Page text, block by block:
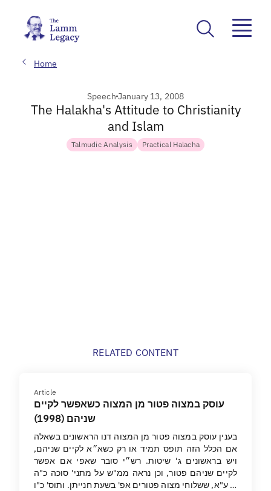
Home
Speech January 13, 2008
The Halakha's Attitude to Christianity
and Islam
Talmudic Analysis Practical Halacha
RELATED CONTENT
Article
עוסק במצוה פטור מן המצוה כשאפשר לקיים
שניהם (1998)
בענין עוסק במצוה פטור מן המצוה דנו הראשונים בשאלה
אם הכלל הזה תופס תמיד או רק כשא״א לקיים שניהם,
ויש בראשונים ג' שיטות. רש״י סובר שאפי אם אפשר
לקיים שניהם פטור, וכן נראה ממ"ש על מתני' סוכה כ"ה
ע"א, ששלוחי מצוה פטורים אפ' בשעת חנייתן. ותוס' כ"ו …